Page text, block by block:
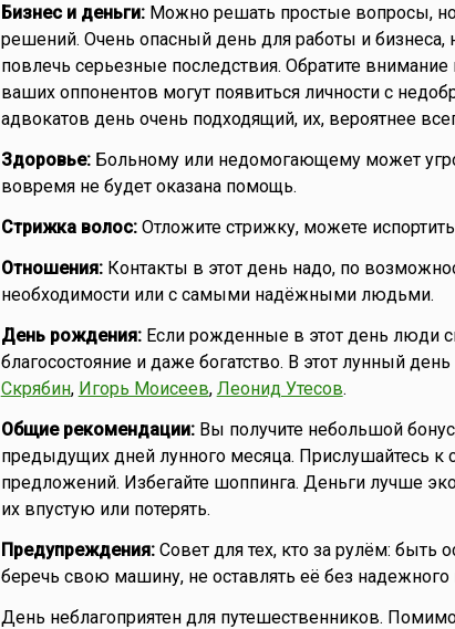
Бизнес и деньги:Можно решать простые вопросы, но
решений. Очень опасный день для работы и бизнеса,
повлечь серьезные последствия. Обратите
ваших оппонентов могут появиться личности с
адвокатов день очень подходящий, их, вероятнее
Здоровье:Больному или недомогающему может
вовремя не будет оказана помощь.
Стрижка волос:Отложите стрижку, можете
Отношения:Контакты в этот день надо, по
необходимости или с самыми надёжными людьми.
День рождения:Если рожденные в этот день люди
благосостояние и даже богатство. В этот лунный
Скрябин, Игорь Моисеев, Леонид Утесов.
Общие рекомендации:Вы получите небольшой
предыдущих дней лунного месяца. Прислушайтесь к
предложений. Избегайте шоппинга. Деньги лучше
их впустую или потерять.
Предупреждения:Совет для тех, кто за рулём: быть
беречь свою машину, не оставлять её без надежного
День неблагоприятен для путешественников.